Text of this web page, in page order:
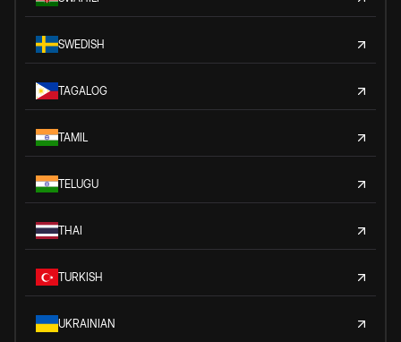
SWEDISH
TAGALOG
TAMIL
TELUGU
THAI
TURKISH
UKRAINIAN